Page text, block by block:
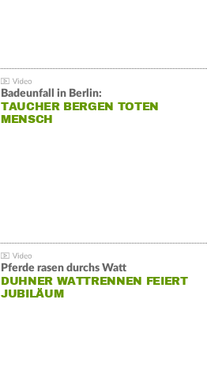
Badeunfall in Berlin:
TAUCHER BERGEN TOTEN
MENSCH
Pferde rasen durchs Watt
DUHNER WATTRENNEN FEIERT
JUBILÄUM